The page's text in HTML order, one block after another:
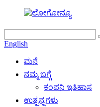
English
ಮನೆ
ನಮ್ಮ ಬಗ್ಗೆ
ಕಂಪನಿ ಇತಿಹಾಸ
ಉತ್ಪನ್ನಗಳು